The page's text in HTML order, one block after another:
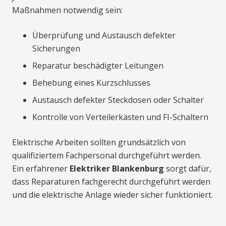
Maßnahmen notwendig sein:
Überprüfung und Austausch defekter
Sicherungen
Reparatur beschädigter Leitungen
Behebung eines Kurzschlusses
Austausch defekter Steckdosen oder Schalter
Kontrolle von Verteilerkästen und FI-Schaltern
Elektrische Arbeiten sollten grundsätzlich von
qualifiziertem Fachpersonal durchgeführt werden.
Ein erfahrener Elektriker Blankenburg sorgt dafür,
dass Reparaturen fachgerecht durchgeführt werden
und die elektrische Anlage wieder sicher funktioniert.